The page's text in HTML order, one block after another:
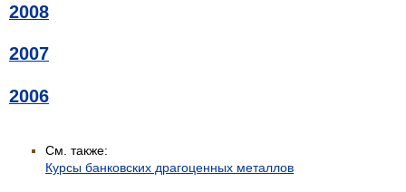
2008
2007
2006
См. также:
Курсы банковских драгоценных металлов